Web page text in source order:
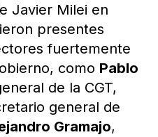
Javier Milei en
presentes
fuertemente
como Pablo
de la CGT,
general de
Gramajo,